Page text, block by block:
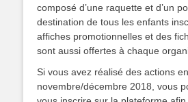
composé d’une raquette et d’un
destination de tous les enfants
affiches promotionnelles et des
sont aussi offertes à chaque
Si vous avez réalisé des actions en
novembre/décembre 2018, vous